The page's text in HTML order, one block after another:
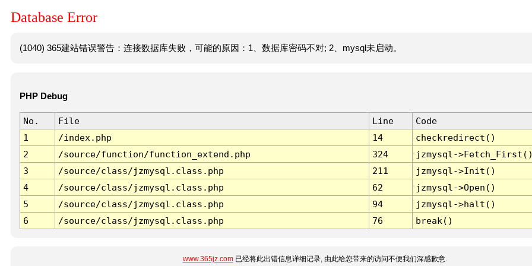
Database Error
(1040) 365建站错误警告：连接数据库失败，可能的原因：1、数据库密码不对; 2、mysql未启动。
PHP Debug
No. File Line
Code
1
/index.php 14
checkredirect()
2
/source/function/function_extend.php 324
jzmysql-
3
/source/class/jzmysql.class.php 211
jzmysql->Init()
4
/source/class/jzmysql.class.php 62
jzmysql->Open()
5
/source/class/jzmysql.class.php 94
jzmysql->halt()
6
/source/class/jzmysql.class.php 76 break()
www.365jz.com已经将此出错信息详细记录, 由此给您带来的访问不便我们深感歉意.